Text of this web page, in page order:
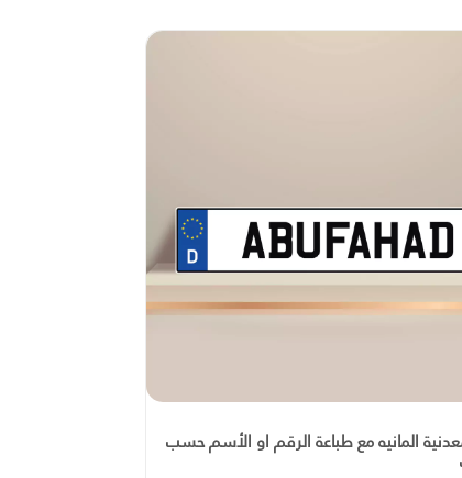
المانيه مع طباعة الرقم او الأسم حسب